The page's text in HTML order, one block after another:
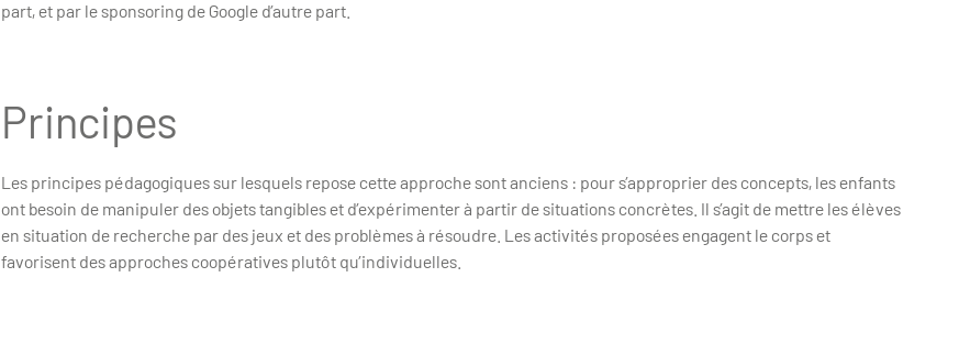
part, et par le sponsoring de Google d’autre part.
Principes
Les principes pédagogiques sur lesquels repose cette approche sont anciens : pour s’approprier des concepts, les enfants
ont besoin de manipuler des objets tangibles et d’expérimenter à partir de situations concrètes. Il s’agit de mettre les élèves
en situation de recherche par des jeux et des problèmes à résoudre. Les activités proposées engagent le corps et
favorisent des approches coopératives plutôt qu’individuelles.